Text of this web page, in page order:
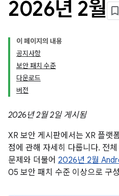
2026년 2월
이 페이지의 내용
공지사항
보안 패치 수준
다운로드
버전
2026년 2월 2일 게시됨
XR 보안 게시판에서는 XR 플랫
점에 관해 자세히 다룹니다. 전
문제와 더불어 2026년 2월
05 보안 패치 수준 이상으로 구